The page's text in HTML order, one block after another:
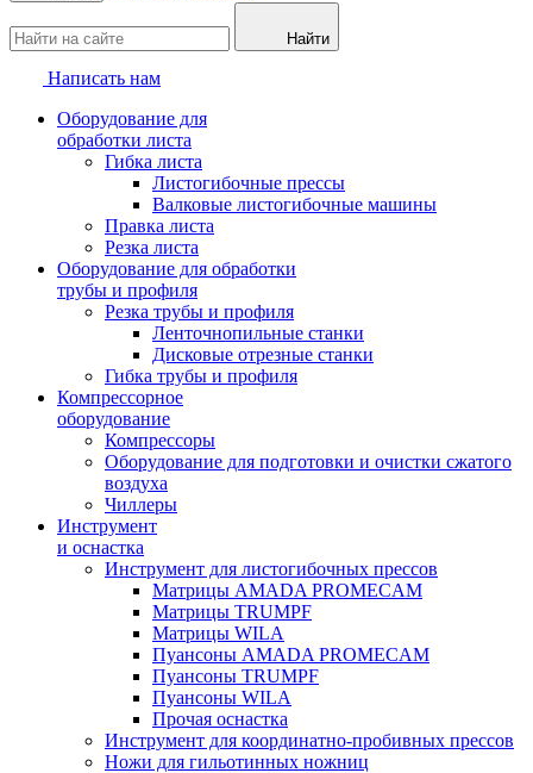
Найти
Написать нам
Оборудование для
обработки листа
Гибка листа
Листогибочные прессы
Валковые листогибочные машины
Правка листа
Резка листа
Оборудование для обработки
трубы и профиля
Резка трубы и профиля
Ленточнопильные станки
Дисковые отрезные станки
Гибка трубы и профиля
Компрессорное
оборудование
Компрессоры
Оборудование для подготовки и очистки сжатого
воздуха
Чиллеры
Инструмент
и оснастка
Инструмент для листогибочных прессов
Матрицы AMADA PROMECAM
Матрицы TRUMPF
Матрицы WILA
Пуансоны AMADA PROMECAM
Пуансоны TRUMPF
Пуансоны WILA
Прочая оснастка
Инструмент для координатно-пробивных прессов
Ножи для гильотинных ножниц